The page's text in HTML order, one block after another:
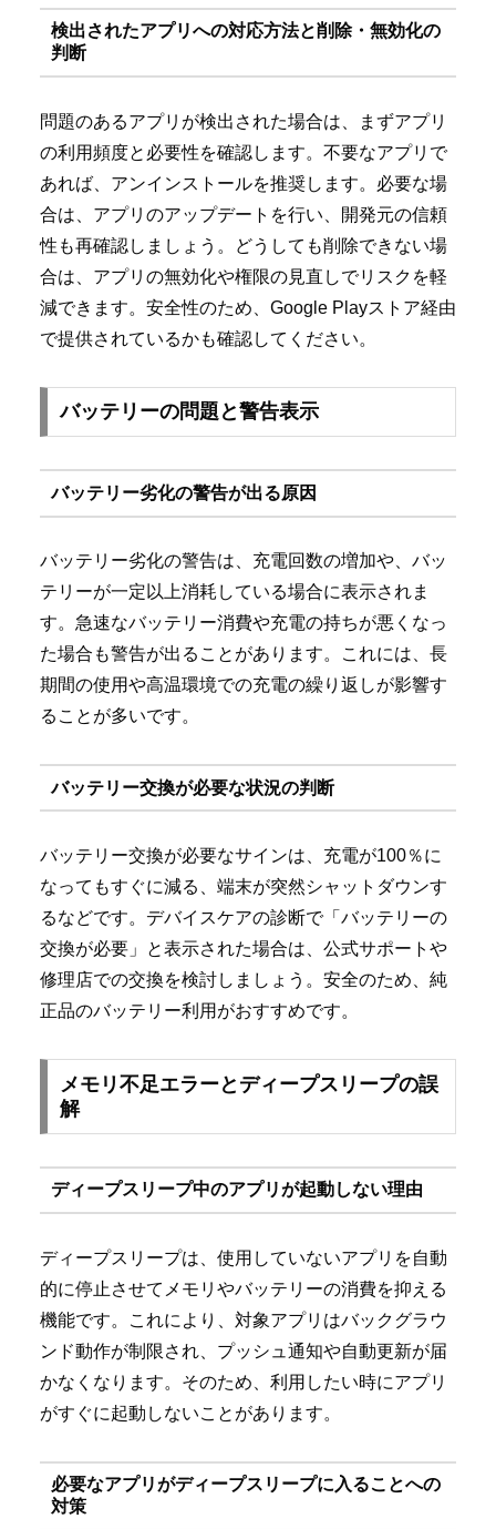
検出されたアプリへの対応方法と削除・無効化の
判断
問題のあるアプリが検出された場合は、まずアプリ
の利用頻度と必要性を確認します。不要なアプリで
あれば、アンインストールを推奨します。必要な場
合は、アプリのアップデートを行い、開発元の信頼
性も再確認しましょう。どうしても削除できない場
合は、アプリの無効化や権限の見直しでリスクを軽
減できます。安全性のため、Google Playストア経由
で提供されているかも確認してください。
バッテリーの問題と警告表示
バッテリー劣化の警告が出る原因
バッテリー劣化の警告は、充電回数の増加や、バッ
テリーが一定以上消耗している場合に表示されま
す。急速なバッテリー消費や充電の持ちが悪くなっ
た場合も警告が出ることがあります。これには、長
期間の使用や高温環境での充電の繰り返しが影響す
ることが多いです。
バッテリー交換が必要な状況の判断
バッテリー交換が必要なサインは、充電が100％に
なってもすぐに減る、端末が突然シャットダウンす
るなどです。デバイスケアの診断で「バッテリーの
交換が必要」と表示された場合は、公式サポートや
修理店での交換を検討しましょう。安全のため、純
正品のバッテリー利用がおすすめです。
メモリ不足エラーとディープスリープの誤
解
ディープスリープ中のアプリが起動しない理由
ディープスリープは、使用していないアプリを自動
的に停止させてメモリやバッテリーの消費を抑える
機能です。これにより、対象アプリはバックグラウ
ンド動作が制限され、プッシュ通知や自動更新が届
かなくなります。そのため、利用したい時にアプリ
がすぐに起動しないことがあります。
必要なアプリがディープスリープに入ることへの
対策